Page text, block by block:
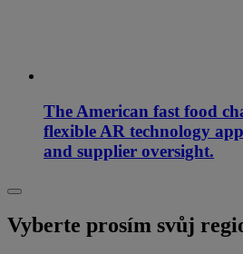
The American fast food
flexible AR technology
and supplier oversight.
Vyberte prosím svůj